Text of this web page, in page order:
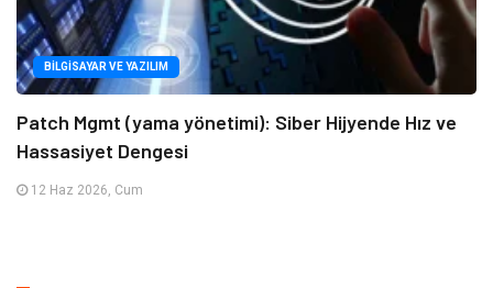
BILGISAYAR VE YAZILIM
Patch Mgmt (yama yönetimi): Siber Hijyende Hız ve
Hassasiyet Dengesi
12 Haz 2026, Cum